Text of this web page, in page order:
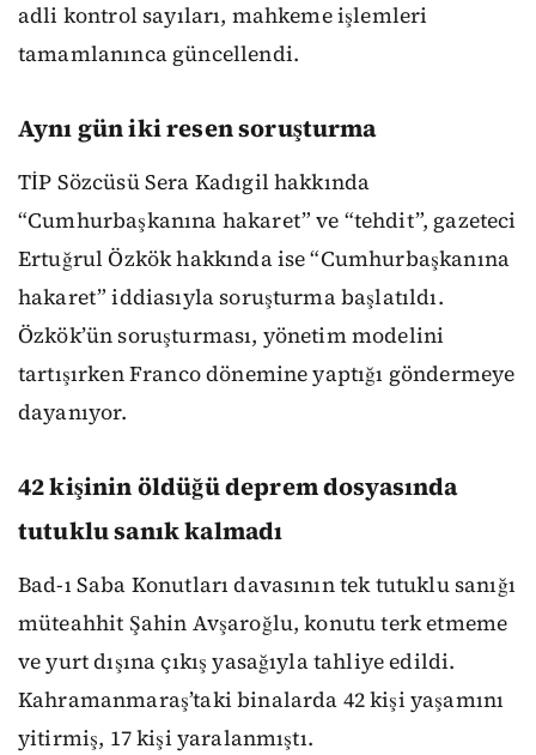
adli kontrol sayıları, mahkeme işlemleri
tamamlanınca güncellendi.
Aynı gün iki resen soruşturma
TİP Sözcüsü Sera Kadıgil hakkında
“Cumhurbaşkanına hakaret” ve “tehdit”, gazeteci
Ertuğrul Özkök hakkında ise “Cumhurbaşkanına
hakaret” iddiasıyla soruşturma başlatıldı.
Özkök’ün soruşturması, yönetim modelini
tartışırken Franco dönemine yaptığı göndermeye
dayanıyor.
42 kişinin öldüğü deprem dosyasında
tutuklu sanık kalmadı
Bad-ı Saba Konutları davasının tek tutuklu sanığı
müteahhit Şahin Avşaroğlu, konutu terk etmeme
ve yurt dışına çıkış yasağıyla tahliye edildi.
Kahramanmaraş’taki binalarda 42 kişi yaşamını
yitirmiş, 17 kişi yaralanmıştı.